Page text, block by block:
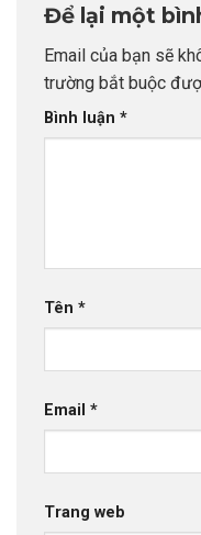
Để lại một
Email của bạn sẽ
trường bắt buộc
Bình luận *
Tên *
Email *
Trang web